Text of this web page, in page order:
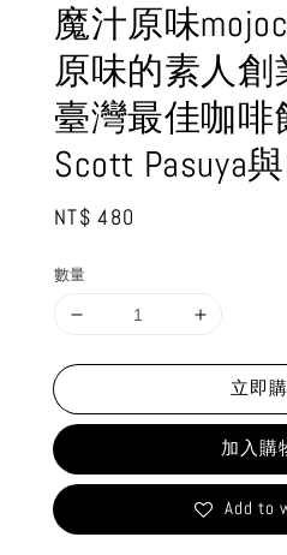
魔汁原味
原味的素人創
臺灣最佳咖啡
Scott Pasuya
Regular
NT$ 480
數量
立即
加入購
Add to